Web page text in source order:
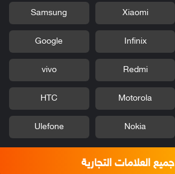
Xiaomi
Samsung
Infinix
Google
Redmi
vivo
Motorola
HTC
Nokia
Ulefone
جميع العلامات التجارية